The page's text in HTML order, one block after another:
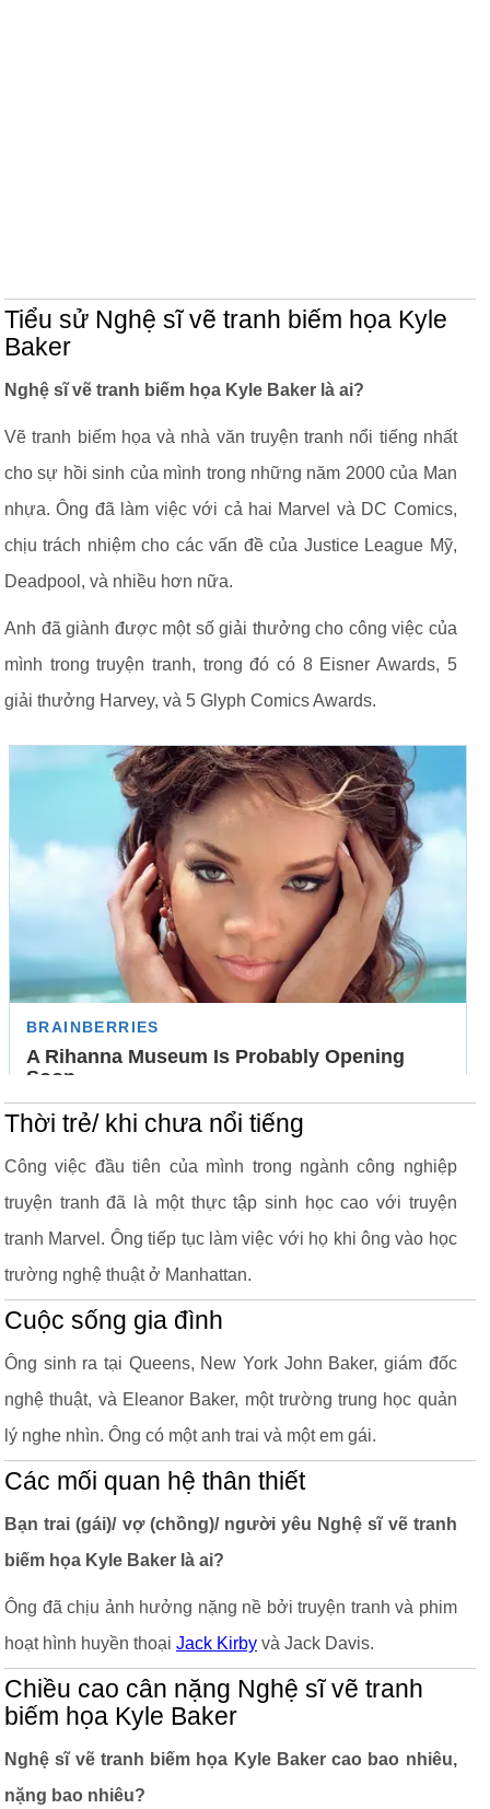
Tiểu sử Nghệ sĩ vẽ tranh biếm họa Kyle
Baker
Nghệ sĩ vẽ tranh biếm họa Kyle Baker là ai?
Vẽ tranh biếm họa và nhà văn truyện tranh nổi tiếng nhất
cho sự hồi sinh của mình trong những năm 2000 của Man
nhựa. Ông đã làm việc với cả hai Marvel và DC Comics,
chịu trách nhiệm cho các vấn đề của Justice League Mỹ,
Deadpool, và nhiều hơn nữa.
Anh đã giành được một số giải thưởng cho công việc của
mình trong truyện tranh, trong đó có 8 Eisner Awards, 5
giải thưởng Harvey, và 5 Glyph Comics Awards.
Thời trẻ/ khi chưa nổi tiếng
Công việc đầu tiên của mình trong ngành công nghiệp
truyện tranh đã là một thực tập sinh học cao với truyện
tranh Marvel. Ông tiếp tục làm việc với họ khi ông vào học
trường nghệ thuật ở Manhattan.
Cuộc sống gia đình
Ông sinh ra tại Queens, New York John Baker, giám đốc
nghệ thuật, và Eleanor Baker, một trường trung học quản
lý nghe nhìn. Ông có một anh trai và một em gái.
Các mối quan hệ thân thiết
Bạn trai (gái)/ vợ (chồng)/ người yêu Nghệ sĩ vẽ tranh
biếm họa Kyle Baker là ai?
Ông đã chịu ảnh hưởng nặng nề bởi truyện tranh và phim
hoạt hình huyền thoại Jack Kirby và Jack Davis.
Chiều cao cân nặng Nghệ sĩ vẽ tranh
biếm họa Kyle Baker
Nghệ sĩ vẽ tranh biếm họa Kyle Baker cao bao nhiêu,
nặng bao nhiêu?